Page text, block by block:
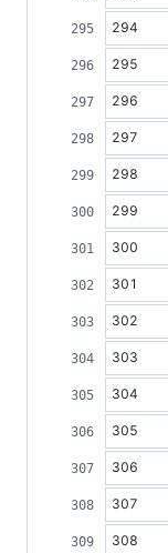
294
295
296
297
298
299
300
301
302
303
304
305
306
307
308